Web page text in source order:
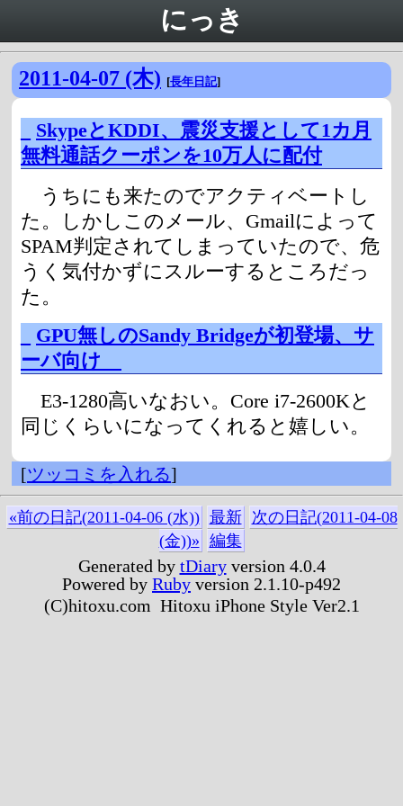
にっき
2011-04-07 (木) [長年日記]
SkypeとKDDI、震災支援として1カ月
無料通話クーポンを10万人に配付
うちにも来たのでアクティベートし
た。しかしこのメール、Gmailによって
SPAM判定されてしまっていたので、危
うく気付かずにスルーするところだっ
た。
GPU無しのSandy Bridgeが初登場、サ
ーバ向け
E3-1280高いなおい。Core i7-2600Kと
同じくらいになってくれると嬉しい。
[ツッコミを入れる]
«前の日記(2011-04-06 (水)) 最新
次の日記(2011-04-08
(金))» 編集
Generated by tDiaryversion 4.0.4
Powered by Ruby version 2.1.10-p492